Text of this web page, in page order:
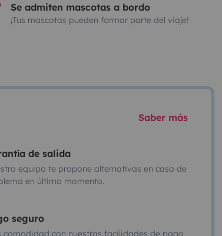
Se admiten mascotas a bordo
¡Tus mascotas pueden formar parte del viaje!
Saber más
de salida
equipo te propone alternativas en caso de
en último momento.
seguro
comodidad con nuestras facilidades de pago